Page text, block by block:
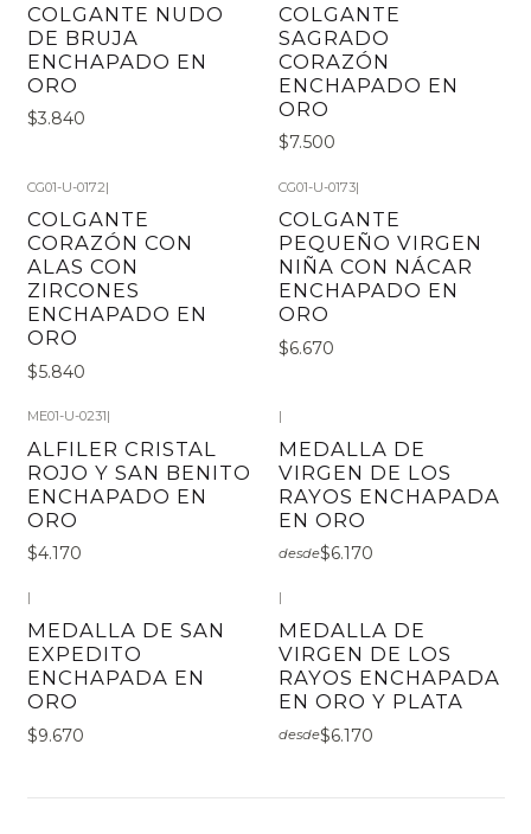
COLGANTE NUDO
DE BRUJA
ENCHAPADO EN
ORO
$3.840
COLGANTE
SAGRADO
CORAZÓN
ENCHAPADO EN
ORO
$7.500
CG01-U-0172|
COLGANTE
CORAZÓN CON
ALAS CON
ZIRCONES
ENCHAPADO EN
ORO
$5.840
CG01-U-0173|
COLGANTE
PEQUEÑO VIRGEN
NIÑA CON NÁCAR
ENCHAPADO EN
ORO
$6.670
ME01-U-0231|
ALFILER CRISTAL
ROJO Y SAN BENITO
ENCHAPADO EN
ORO
$4.170
|
MEDALLA DE
VIRGEN DE LOS
RAYOS ENCHAPADA
EN ORO
desde$6.170
|
MEDALLA DE SAN
EXPEDITO
ENCHAPADA EN
ORO
$9.670
|
MEDALLA DE
VIRGEN DE LOS
RAYOS ENCHAPADA
EN ORO Y PLATA
desde$6.170